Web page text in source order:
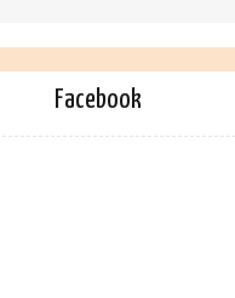
Facebook